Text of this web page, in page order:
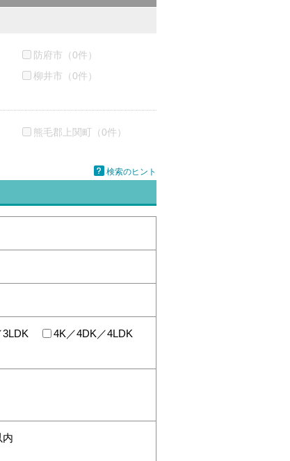
防府市（0件）
柳井市（0件）
熊毛郡上関町（0件）
検索のヒント
4K／4DK／4LDK
内